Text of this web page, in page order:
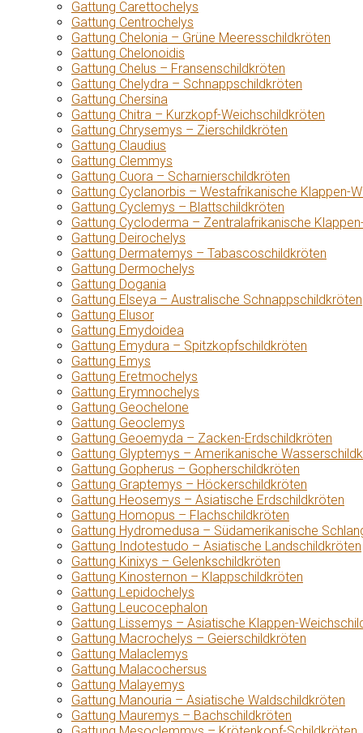
Gattung Carettochelys
Gattung Centrochelys
Gattung Chelonia – Grüne Meeresschildkröten
Gattung Chelonoidis
Gattung Chelus – Fransenschildkröten
Gattung Chelydra – Schnappschildkröten
Gattung Chersina
Gattung Chitra – Kurzkopf-Weichschildkröten
Gattung Chrysemys – Zierschildkröten
Gattung Claudius
Gattung Clemmys
Gattung Cuora – Scharnierschildkröten
Gattung Cyclanorbis – Westafrikanische Klappen-
Gattung Cyclemys – Blattschildkröten
Gattung Cycloderma – Zentralafrikanische
Gattung Deirochelys
Gattung Dermatemys – Tabascoschildkröten
Gattung Dermochelys
Gattung Dogania
Gattung Elseya – Australische Schnappschildkröten
Gattung Elusor
Gattung Emydoidea
Gattung Emydura – Spitzkopfschildkröten
Gattung Emys
Gattung Eretmochelys
Gattung Erymnochelys
Gattung Geochelone
Gattung Geoclemys
Gattung Geoemyda – Zacken-Erdschildkröten
Gattung Glyptemys – Amerikanische
Gattung Gopherus – Gopherschildkröten
Gattung Graptemys – Höckerschildkröten
Gattung Heosemys – Asiatische Erdschildkröten
Gattung Homopus – Flachschildkröten
Gattung Hydromedusa – Südamerikanische
Gattung Indotestudo – Asiatische Landschildkröten
Gattung Kinixys – Gelenkschildkröten
Gattung Kinosternon – Klappschildkröten
Gattung Lepidochelys
Gattung Leucocephalon
Gattung Lissemys – Asiatische Klappen-
Gattung Macrochelys – Geierschildkröten
Gattung Malaclemys
Gattung Malacochersus
Gattung Malayemys
Gattung Manouria – Asiatische Waldschildkröten
Gattung Mauremys – Bachschildkröten